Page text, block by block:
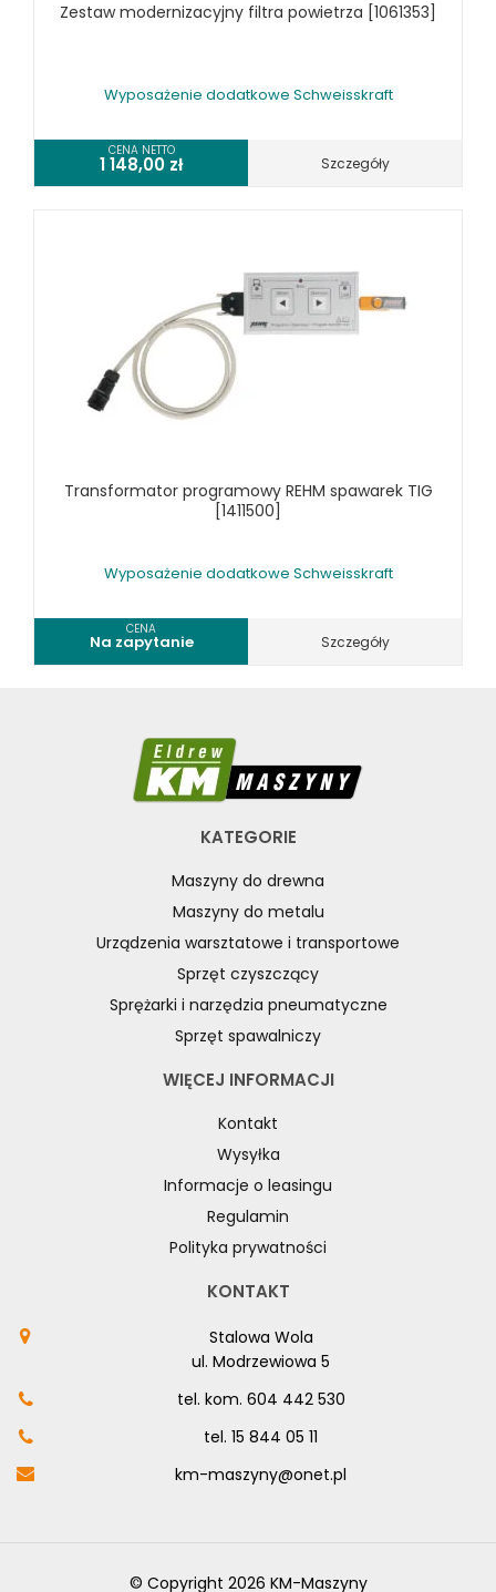
Zestaw modernizacyjny filtra powietrza [1061353]
Wyposażenie dodatkowe Schweisskraft
CENA NETTO
1 148,00 zł Szczegóły
Transformator programowy REHM spawarek TIG
[1411500]
Wyposażenie dodatkowe Schweisskraft
CENA
Na zapytanie Szczegóły
KATEGORIE
Maszyny do drewna
Maszyny do metalu
Urządzenia warsztatowe i transportowe
Sprzęt czyszczący
Sprężarki i narzędzia pneumatyczne
Sprzęt spawalniczy
WIĘCEJ INFORMACJI
Kontakt
Wysyłka
Informacje o leasingu
Regulamin
Polityka prywatności
KONTAKT
Stalowa Wola
ul. Modrzewiowa 5
tel. kom. 604 442 530
tel. 15 844 05 11
km-maszyny@onet.pl
© Copyright 2026 KM-Maszyny